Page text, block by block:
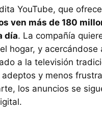
YouTube, que
ven más de 180
día. La compañía
hogar, y acercándose
a la televisión
y menos
los anuncios se